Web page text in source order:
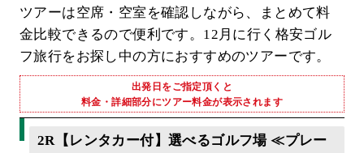
ツアーは空席・空室を確認しながら、まとめて料
金比較できるので便利です。12月に行く格安ゴル
フ旅行をお探し中の方におすすめのツアーです。
出発日をご指定頂くと
料金・詳細部分にツアー料金が表示されます
2R【レンタカー付】選べるゴルフ場 ≪プレー